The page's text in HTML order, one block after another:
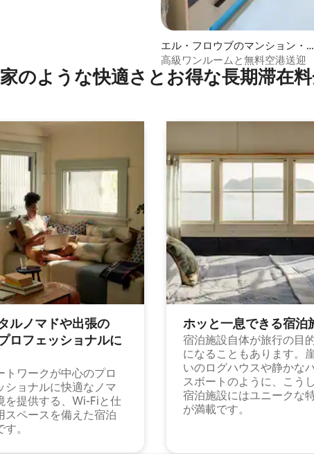
エル・フロウブのマンション・ア
パート
高級ワンルームと無料空港送迎
のような快⁠適⁠さ⁠とお⁠得⁠な長⁠期⁠滞⁠在
ルノマドや出⁠張⁠の
ロ⁠フ⁠ェ⁠ッ⁠シ⁠ョ⁠ナ⁠ル⁠に
トワークが中心のプロ
ショナルに快適なノマ
を提供する、Wi-Fiと仕
スペースを備えた宿泊
。
ホッと一⁠息⁠で⁠き⁠る宿⁠泊
宿泊施設自体が旅行の目
になることもあります。
いのログハウスや静かな
スボートのように、こう
宿泊施設にはユニークな
が満載です。